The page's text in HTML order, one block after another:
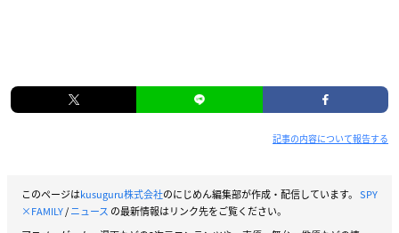
記事の内容について報告する
このページはkusuguru株式会社のにじめん編集部が作成・配信しています。 SPY
×FAMILY/ニュース の最新情報はリンク先をご覧ください。